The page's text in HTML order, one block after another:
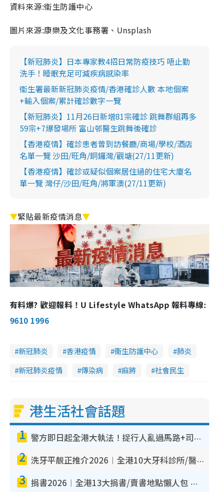
資料來源:衞生防護中心
圖片來源:康樂及文化事務署、Unsplash
【新冠肺炎】日本專家教4招日常防疫技巧 唔止勤
洗手！睡眠充足可減疾病感染率
衞生署最新新冠肺炎疫情/香港確診人數 本地個案
+輸入個案/累計確診數字一覽
【新冠肺炎】11月26日新增81宗確診 跳舞群組再多
59宗+7爆發場所 富山邨醫生跳舞後確診
【香港疫情】確診患者曾到訪餐廳/商場/學校/酒店
名單一覽 沙田/旺角/銅鑼灣/觀塘(27/11更新)
【香港疫情】確診或疑似個案居住過的住宅大廈名
單一覽 灣仔/沙田/旺角/將軍澳(27/11更新)
▼緊貼最新疫情消息▼
有料爆? 歡迎報料！U Lifestyle WhatsApp 報料專線:
9610 1996
新冠肺炎 香港疫情 衞生防護中心
肺炎
新冠肺炎疫情
傳染病 麻將 社會民生
港生活社會話題
1 警方即日起全港大執法！捉行人亂過馬路+司機不專注駕駛！亂過馬路罰$2000
2 洗牙平靚正推介2026︱全港10大牙科診所/醫院懶人包 夜診至8點/鎮靜潔牙/醫療券適用
3 捐書2026︱全港13大捐書/賣書地點懶人包 二手課本最高$150＋舊書換免費咖啡/戲票